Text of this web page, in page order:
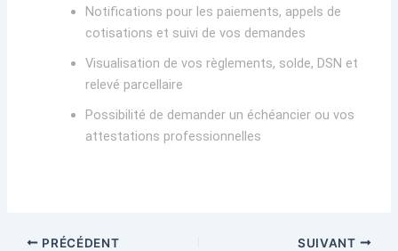
Notifications pour les paiements, appels de
cotisations et suivi de vos demandes
Visualisation de vos règlements, solde, DSN et
relevé parcellaire
Possibilité de demander un échéancier ou vos
attestations professionnelles
PRÉCÉDENT SUIVANT